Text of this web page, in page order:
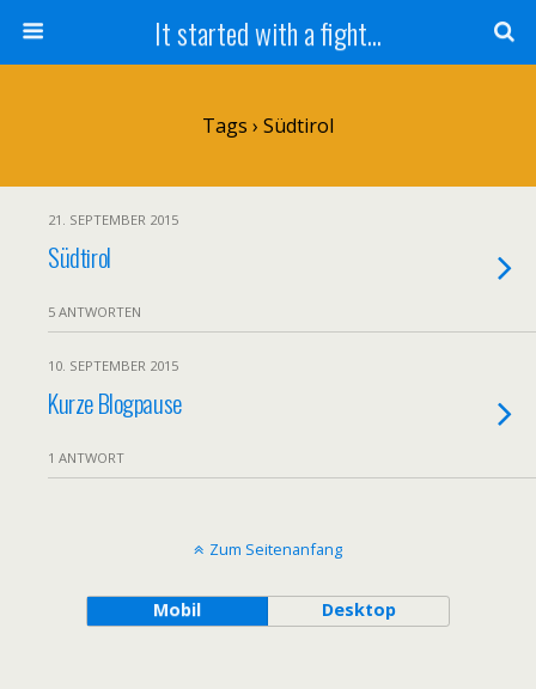
It started with a fight...
Tags › Südtirol
21. SEPTEMBER 2015
Südtirol
5 ANTWORTEN
10. SEPTEMBER 2015
Kurze Blogpause
1 ANTWORT
Zum Seitenanfang
Mobil Desktop